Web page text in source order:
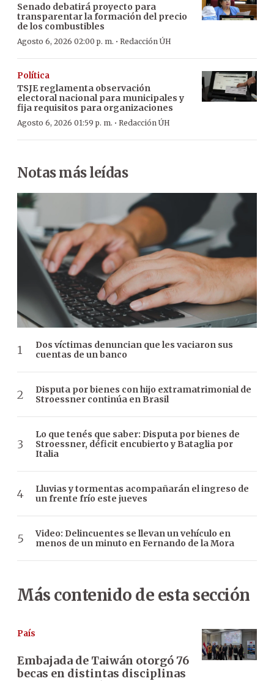
Senado debatirá proyecto para
transparentar la formación del precio
de los combustibles
Agosto 6, 2026 02:00 p. m. · Redacción ÚH
Política
TSJE reglamenta observación
electoral nacional para municipales y
fija requisitos para organizaciones
Agosto 6, 2026 01:59 p. m. · Redacción ÚH
Notas más leídas
Dos víctimas denuncian que les vaciaron sus
cuentas de un banco
Disputa por bienes con hijo extramatrimonial de
Stroessner continúa en Brasil
Lo que tenés que saber: Disputa por bienes de
Stroessner, déficit encubierto y Bataglia por
Italia
Lluvias y tormentas acompañarán el ingreso de
un frente frío este jueves
Video: Delincuentes se llevan un vehículo en
menos de un minuto en Fernando de la Mora
Más contenido de esta sección
País
Embajada de Taiwán otorgó 76
becas en distintas disciplinas